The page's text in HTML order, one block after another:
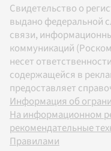
Свидетельство о
выдано федеральной
связи,
коммуникаций
несет
содержащейся в
предоставляет
Информация об
На информационном
рекомендательные
Правилами